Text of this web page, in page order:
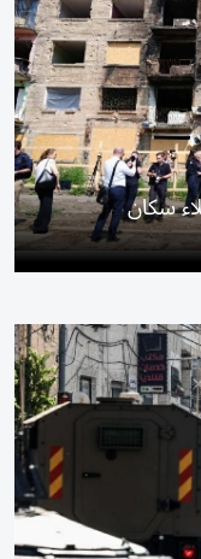
سكان